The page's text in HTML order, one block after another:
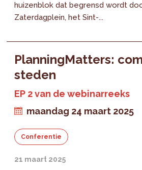
huizenblok dat begrensd wordt
Zaterdagplein, het Sint-...
PlanningMatters:
steden
EP 2 van de webinarreeks
maandag 24 maart 2025
Conferentie
21 maart 2025